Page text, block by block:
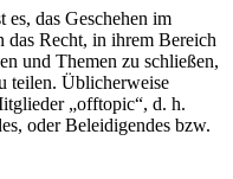
das Geschehen im
das Recht, in ihrem Bereich
und Themen zu schließen,
teilen. Üblicherweise
„offtopic“, d. h.
oder Beleidigendes bzw.